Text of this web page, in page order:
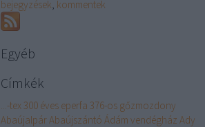
bejegyzések, kommentek
Egyéb
Címkék
...-tex300 éves eperfa 376-os gőzmozdony
AbaújalpárAbaújszántó Ádám vendégház Ady